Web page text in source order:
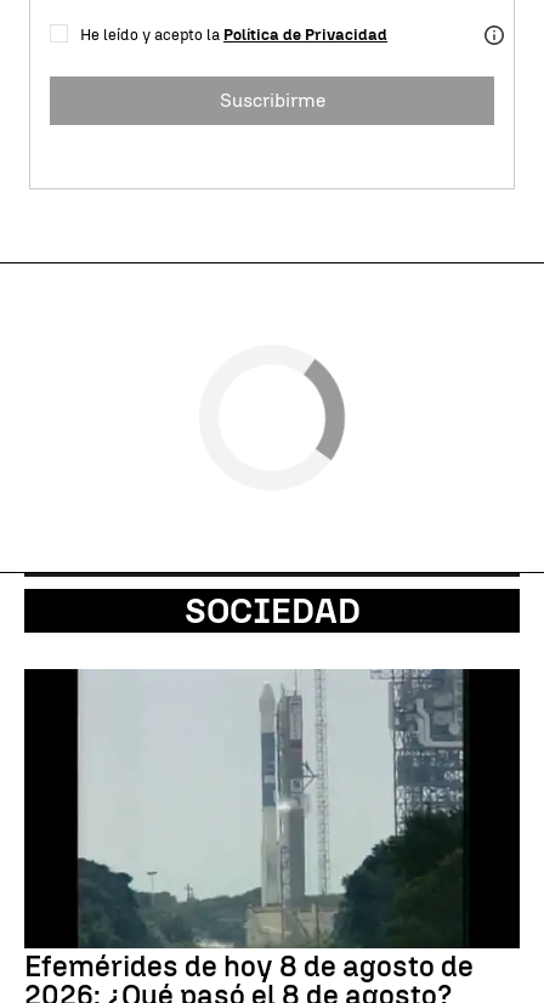
He leído y acepto la Política de Privacidad
Suscribirme
SOCIEDAD
Efemérides de hoy 8 de agosto de
2026: ¿Qué pasó el 8 de agosto?